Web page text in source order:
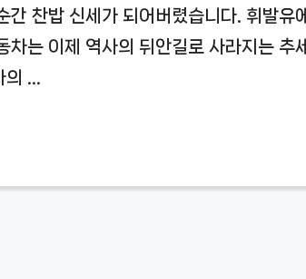
찬밥 신세가 되어버렸습니다. 휘발유에
는 이제 역사의 뒤안길로 사라지는 추세
의 …